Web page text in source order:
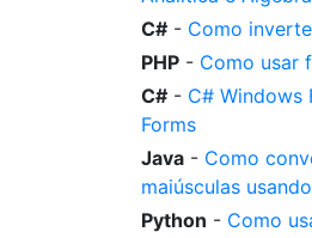
C# - Como
PHP - Como usar
C# - C# Windows
Forms
Java - Como
maiúsculas
Python - Como